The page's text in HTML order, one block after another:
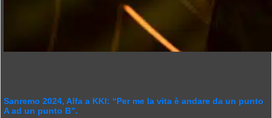
Sanremo 2024, Alfa a KKI: “Per me la vita è andare da un punto
A ad un punto B”.